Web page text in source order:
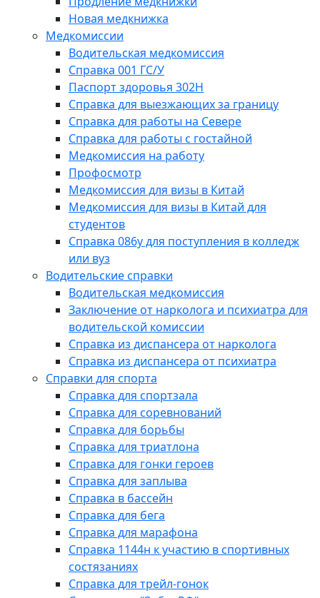
Новая медкнижка
Медкомиссии
Водительская медкомиссия
Справка 001 ГС/У
Паспорт здоровья 302Н
Справка для выезжающих за границу
Справка для работы на Севере
Справка для работы с гостайной
Медкомиссия на работу
Профосмотр
Медкомиссия для визы в Китай
Медкомиссия для визы в Китай для
студентов
Справка 086у для поступления в колледж
или вуз
Водительские справки
Водительская медкомиссия
Заключение от нарколога и психиатра для
водительской комиссии
Справка из диспансера от нарколога
Справка из диспансера от психиатра
Справки для спорта
Справка для спортзала
Справка для соревнований
Справка для борьбы
Справка для триатлона
Справка для гонки героев
Справка для заплыва
Справка в бассейн
Справка для бега
Справка для марафона
Справка 1144н к участию в спортивных
состязаниях
Справка для трейл-гонок